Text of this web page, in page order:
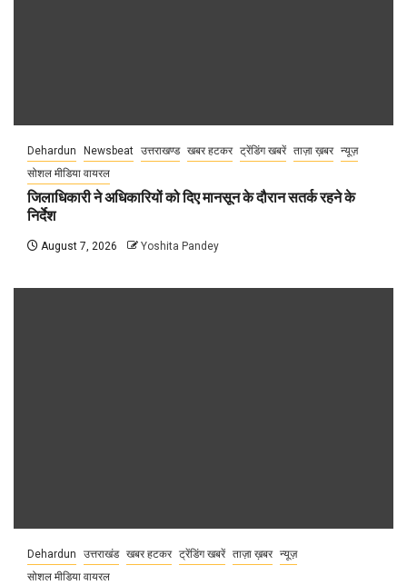
Dehardun Newsbeat उत्तराखण्ड खबर हटकर ट्रेंडिंग खबरें ताज़ा ख़बर न्यूज़
सोशल मीडिया वायरल
जिलाधिकारी ने अधिकारियों को दिए मानसून के दौरान सतर्क रहने के
निर्देश
August 7, 2026 Yoshita Pandey
Dehardun उत्तराखंड खबर हटकर ट्रेंडिंग खबरें ताज़ा ख़बर न्यूज़
सोशल मीडिया वायरल